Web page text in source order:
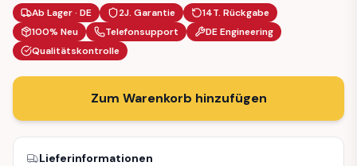
Ab Lager · DE 2J. Garantie
14T. Rückgabe
100% Neu
Telefonsupport
DE Engineering
Qualitätskontrolle
Zum Warenkorb hinzufügen
Lieferinformationen